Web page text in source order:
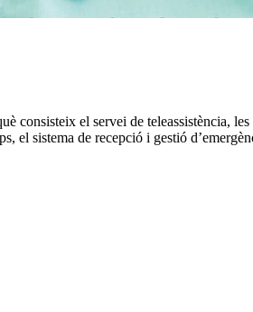
consisteix el servei de teleassistència,
el sistema de recepció i gestió